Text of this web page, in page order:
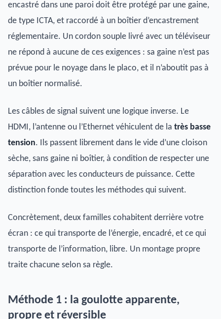
encastré dans une paroi doit être protégé par une gaine,
de type ICTA, et raccordé à un boîtier d’encastrement
réglementaire. Un cordon souple livré avec un téléviseur
ne répond à aucune de ces exigences : sa gaine n’est pas
prévue pour le noyage dans le placo, et il n’aboutit pas à
un boîtier normalisé.
Les câbles de signal suivent une logique inverse. Le
HDMI, l’antenne ou l’Ethernet véhiculent de la très basse
tension. Ils passent librement dans le vide d’une cloison
sèche, sans gaine ni boîtier, à condition de respecter une
séparation avec les conducteurs de puissance. Cette
distinction fonde toutes les méthodes qui suivent.
Concrètement, deux familles cohabitent derrière votre
écran : ce qui transporte de l’énergie, encadré, et ce qui
transporte de l’information, libre. Un montage propre
traite chacune selon sa règle.
Méthode 1 : la goulotte apparente,
propre et réversible